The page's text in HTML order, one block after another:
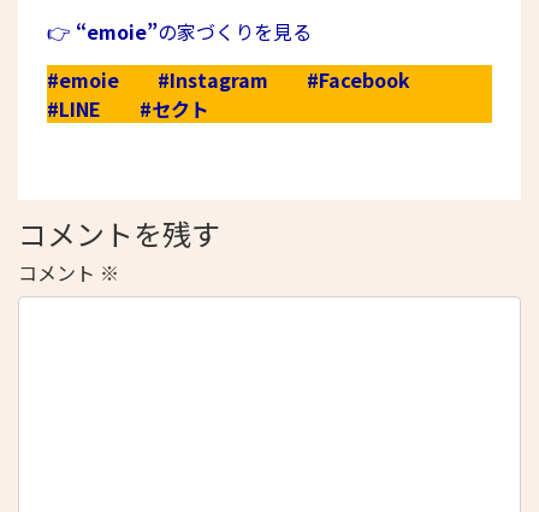
👉 “emoie”の家づくりを見る
#emoie
#Instagram
#Facebook
#LINE
#セクト
コメントを残す
コメント ※